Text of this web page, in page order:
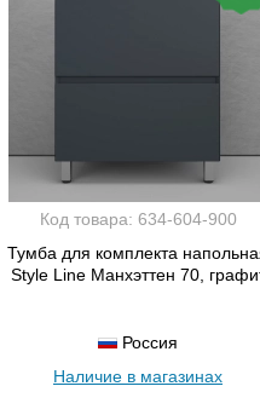
Код товара: 634-604-900
Тумба для комплекта
Style Line Манхэттен 70,
Россия
Наличие в магазинах